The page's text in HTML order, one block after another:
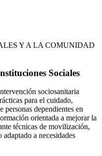
Y A LA COMUNIDAD
Sociales
sociosanitaria
para el cuidado,
personas dependientes en
orientada a mejorar la
técnicas de movilización,
a necesidades